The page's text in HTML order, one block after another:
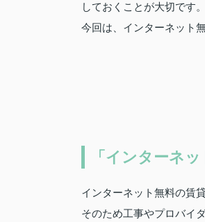
しておくことが大切です。
今回は、インターネット
「インターネ
インターネット無料の賃
そのため工事やプロバイ